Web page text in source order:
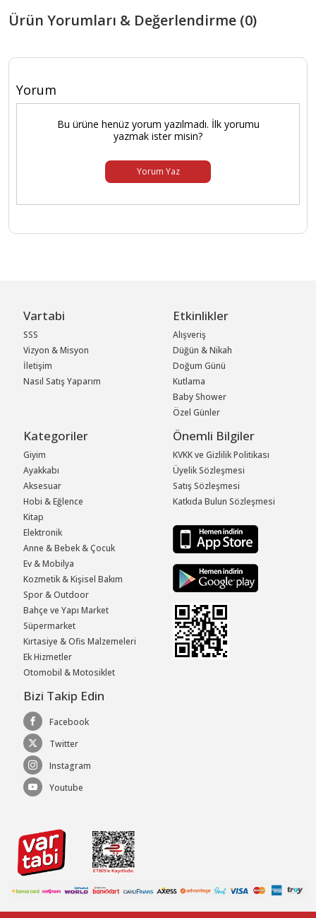
Ürün Yorumları & Değerlendirme (0)
Yorum
Bu ürüne henüz yorum yazılmadı. İlk yorumu
yazmak ister misin?
Yorum Yaz
Vartabi
SSS
Vizyon & Misyon
İletişim
Nasıl Satış Yaparım
Etkinlikler
Alışveriş
Düğün & Nikah
Doğum Günü
Kutlama
Baby Shower
Özel Günler
Kategoriler
Giyim
Ayakkabı
Aksesuar
Hobi & Eğlence
Kitap
Elektronik
Anne & Bebek & Çocuk
Ev & Mobilya
Kozmetik & Kişisel Bakım
Spor & Outdoor
Bahçe ve Yapı Market
Süpermarket
Kırtasiye & Ofis Malzemeleri
Ek Hizmetler
Otomobil & Motosiklet
Önemli Bilgiler
KVKK ve Gizlilik Politikası
Üyelik Sözleşmesi
Satış Sözleşmesi
Katkıda Bulun Sözleşmesi
Bizi Takip Edin
Facebook
Twitter
Instagram
Youtube